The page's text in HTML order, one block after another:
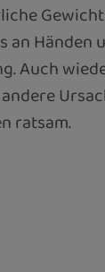
Händen
Auch
ratsam.